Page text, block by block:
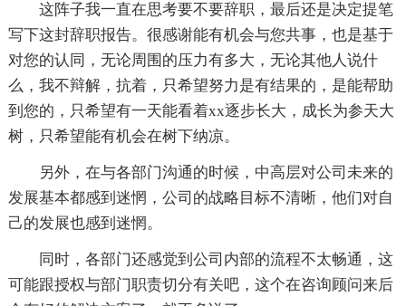
这阵子我一直在思考要不要辞职，最后还是决定提笔
写下这封辞职报告。很感谢能有机会与您共事，也是基于
对您的认同，无论周围的压力有多大，无论其他人说什
么，我不辩解，抗着，只希望努力是有结果的，是能帮助
到您的，只希望有一天能看着xx逐步长大，成长为参天大
树，只希望能有机会在树下纳凉。
另外，在与各部门沟通的时候，中高层对公司未来的
发展基本都感到迷惘，公司的战略目标不清晰，他们对自
己的发展也感到迷惘。
同时，各部门还感觉到公司内部的流程不太畅通，这
可能跟授权与部门职责切分有关吧，这个在咨询顾问来后